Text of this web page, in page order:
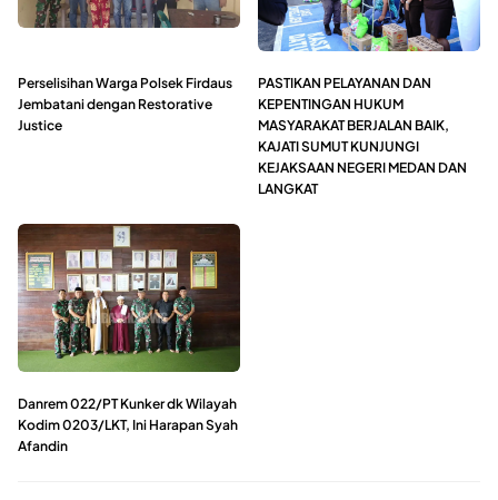
Perselisihan Warga Polsek Firdaus
Jembatani dengan Restorative
Justice
PASTIKAN PELAYANAN DAN
KEPENTINGAN HUKUM
MASYARAKAT BERJALAN BAIK,
KAJATI SUMUT KUNJUNGI
KEJAKSAAN NEGERI MEDAN DAN
LANGKAT
Danrem 022/PT Kunker dk Wilayah
Kodim 0203/LKT, Ini Harapan Syah
Afandin